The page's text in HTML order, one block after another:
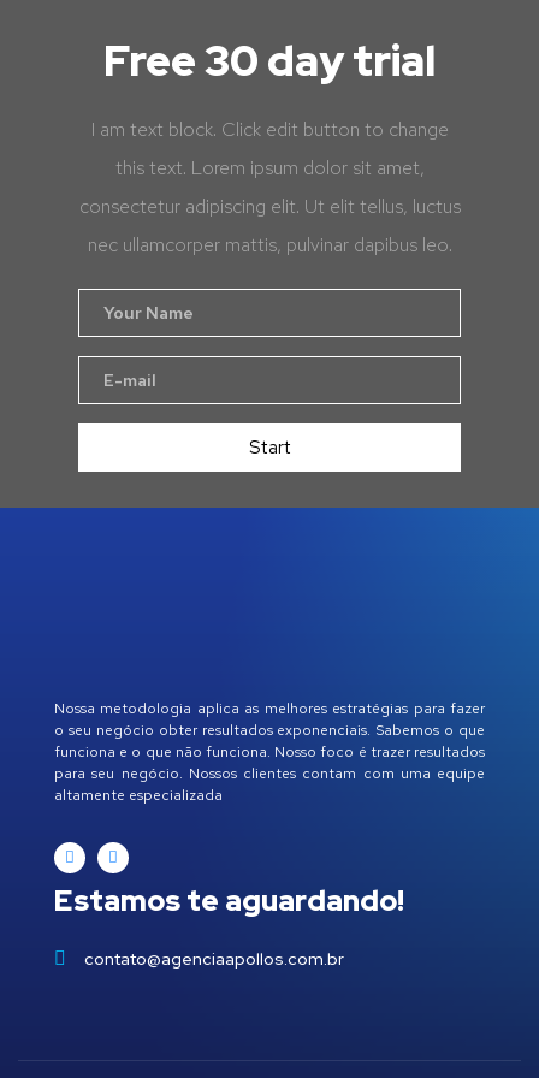
Free 30 day trial
I am text block. Click edit button to change
this text. Lorem ipsum dolor sit amet,
consectetur adipiscing elit. Ut elit tellus, luctus
nec ullamcorper mattis, pulvinar dapibus leo.
Start
Nossa metodologia aplica as melhores estratégias para fazer
o seu negócio obter resultados exponenciais. Sabemos o que
funciona e o que não funciona. Nosso foco é trazer resultados
para seu negócio. Nossos clientes contam com uma equipe
altamente especializada
Estamos te aguardando!
contato@agenciaapollos.com.br